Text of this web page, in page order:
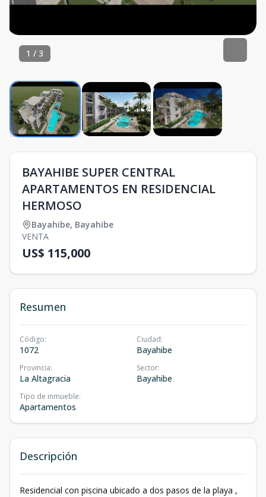
1 / 3
BAYAHIBE SUPER CENTRAL
APARTAMENTOS EN RESIDENCIAL
HERMOSO
Bayahibe, Bayahibe
VENTA
US$ 115,000
Resumen
Código:
1072
Ciudad:
Bayahibe
Provincia:
La Altagracia
Sector:
Bayahibe
Tipo de inmueble:
Apartamentos
Descripción
Residencial con piscina ubicado a dos pasos de la playa ,